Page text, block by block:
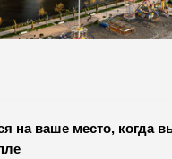
на ваше место, когда